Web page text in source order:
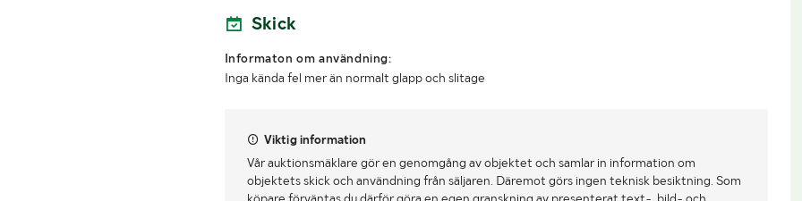
Skick
Informaton om användning:
Inga kända fel mer än normalt glapp och slitage
Viktig information
Vår auktionsmäklare gör en genomgång av objektet och samlar in information om
objektets skick och användning från säljaren. Däremot görs ingen teknisk besiktning. Som